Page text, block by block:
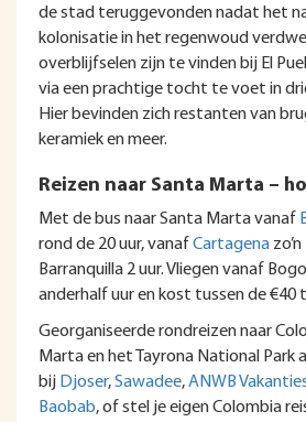
de stad teruggevonden nadat het
kolonisatie in het regenwoud
overblijfselen zijn te vinden bij El
via een prachtige tocht te voet in
Hier bevinden zich restanten van
keramiek en meer.
Reizen naar Santa Marta –
Met de bus naar Santa Marta vanaf
rond de 20 uur, vanafCartagena
Barranquilla 2 uur. Vliegen vanaf
anderhalf uur en kost tussen de €40
Georganiseerde rondreizen naar
Marta en het Tayrona National Park
bij Djoser,Sawadee,ANWB
Baobab, of stel je eigen Colombia